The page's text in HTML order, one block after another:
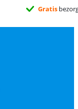
Gratis